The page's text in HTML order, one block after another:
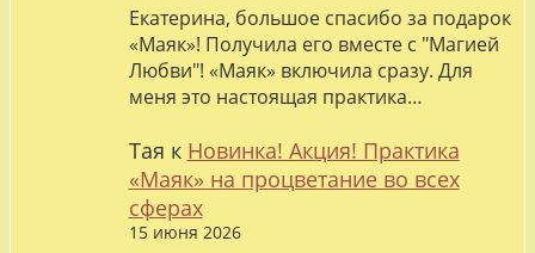
Екатерина, большое спасибо за подарок
«Маяк»! Получила его вместе с "Магией
Любви"! «Маяк» включила сразу. Для
меня это настоящая практика…
Тая к Новинка! Акция! Практика
«Маяк» на процветание во всех
сферах
15 июня 2026